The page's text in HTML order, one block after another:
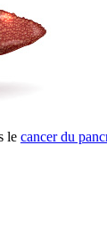
le cancer du